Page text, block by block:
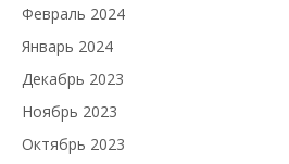
Февраль 2024
Январь 2024
Декабрь 2023
Ноябрь 2023
Октябрь 2023